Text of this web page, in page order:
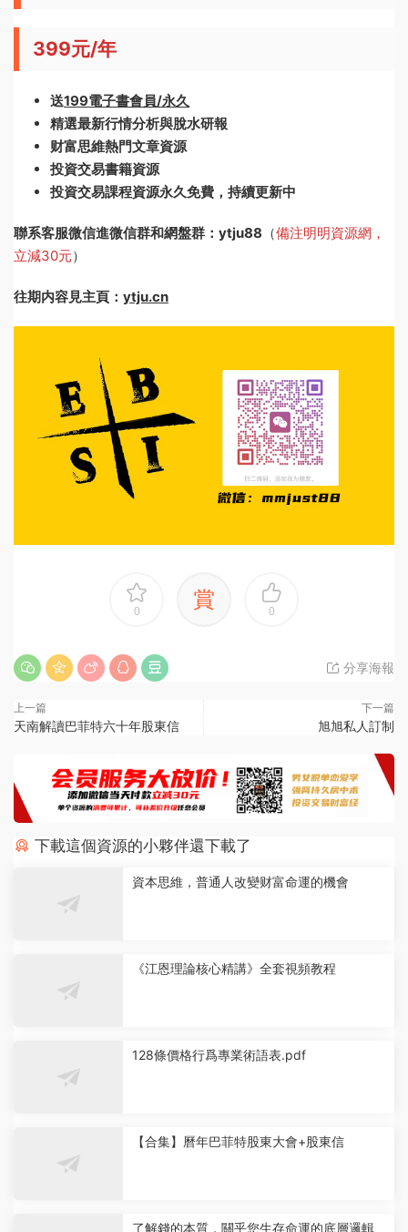
399元/年
送199電子書會員/永久
精選最新行情分析與脫水研報
财富思維熱門文章資源
投資交易書籍資源
投資交易課程資源永久免費，持續更新中
聯系客服微信進微信群和網盤群：ytju88 （備注明明資源網，
立減30元）
往期内容見主頁： ytju.cn
0 賞 0
分享海報
上一篇
天南解讀巴菲特六十年股東信
下一篇
旭旭私人訂制
下載這個資源的小夥伴還下載了
資本思維，普通人改變财富命運的機會
《江恩理論核心精講》全套視頻教程
128條價格行爲專業術語表.pdf
【合集】曆年巴菲特股東大會+股東信
了解錢的本質，關乎您生存命運的底層邏輯